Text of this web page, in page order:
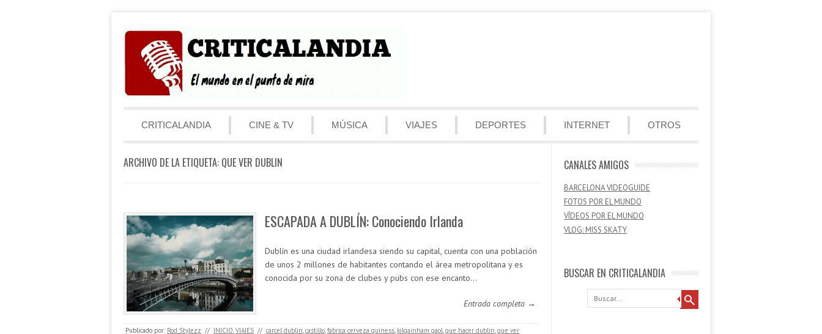
Menú
CRITICALANDIA
CINE & TV MÚSICA VIAJES DEPORTES INTERNET OTROS
ARCHIVO DE LA ETIQUETA: QUE VER DUBLIN
ESCAPADA A DUBLÍN: Conociendo Irlanda
Dublín es una ciudad irlandesa siendo su capital, cuenta con una población
de unos 2 millones de habitantes contando el área metropolitana y es
conocida por su zona de clubes y pubs con ese encanto…
Entrada completa →
Publicado por: Rod Stylezz // INICIO,VIAJES // carcel dublin,castillo,fabrica cerveza guiness, kilgainham gaol,que hacer dublin,que ver
CANALES AMIGOS
BARCELONA VIDEOGUIDE
FOTOS POR EL MUNDO
VÍDEOS POR EL MUNDO
VLOG: MISS SKATY
BUSCAR EN CRITICALANDIA
Buscar